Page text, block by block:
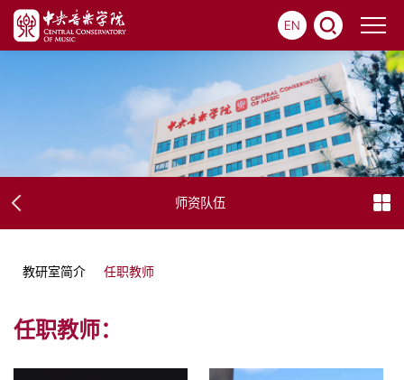
EN
师资队伍
教研室简介 任职教师
任职教师：